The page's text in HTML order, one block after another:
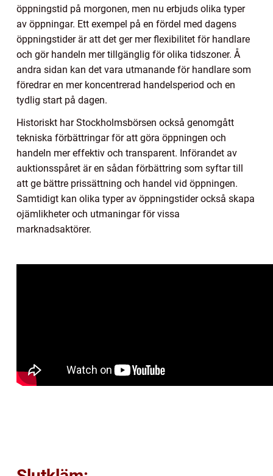
öppningstid på morgonen, men nu erbjuds olika typer
av öppningar. Ett exempel på en fördel med dagens
öppningstider är att det ger mer flexibilitet för handlare
och gör handeln mer tillgänglig för olika tidszoner. Å
andra sidan kan det vara utmanande för handlare som
föredrar en mer koncentrerad handelsperiod och en
tydlig start på dagen.
Historiskt har Stockholmsbörsen också genomgått
tekniska förbättringar för att göra öppningen och
handeln mer effektiv och transparent. Införandet av
auktionsspåret är en sådan förbättring som syftar till
att ge bättre prissättning och handel vid öppningen.
Samtidigt kan olika typer av öppningstider också skapa
ojämlikheter och utmaningar för vissa
marknadsaktörer.